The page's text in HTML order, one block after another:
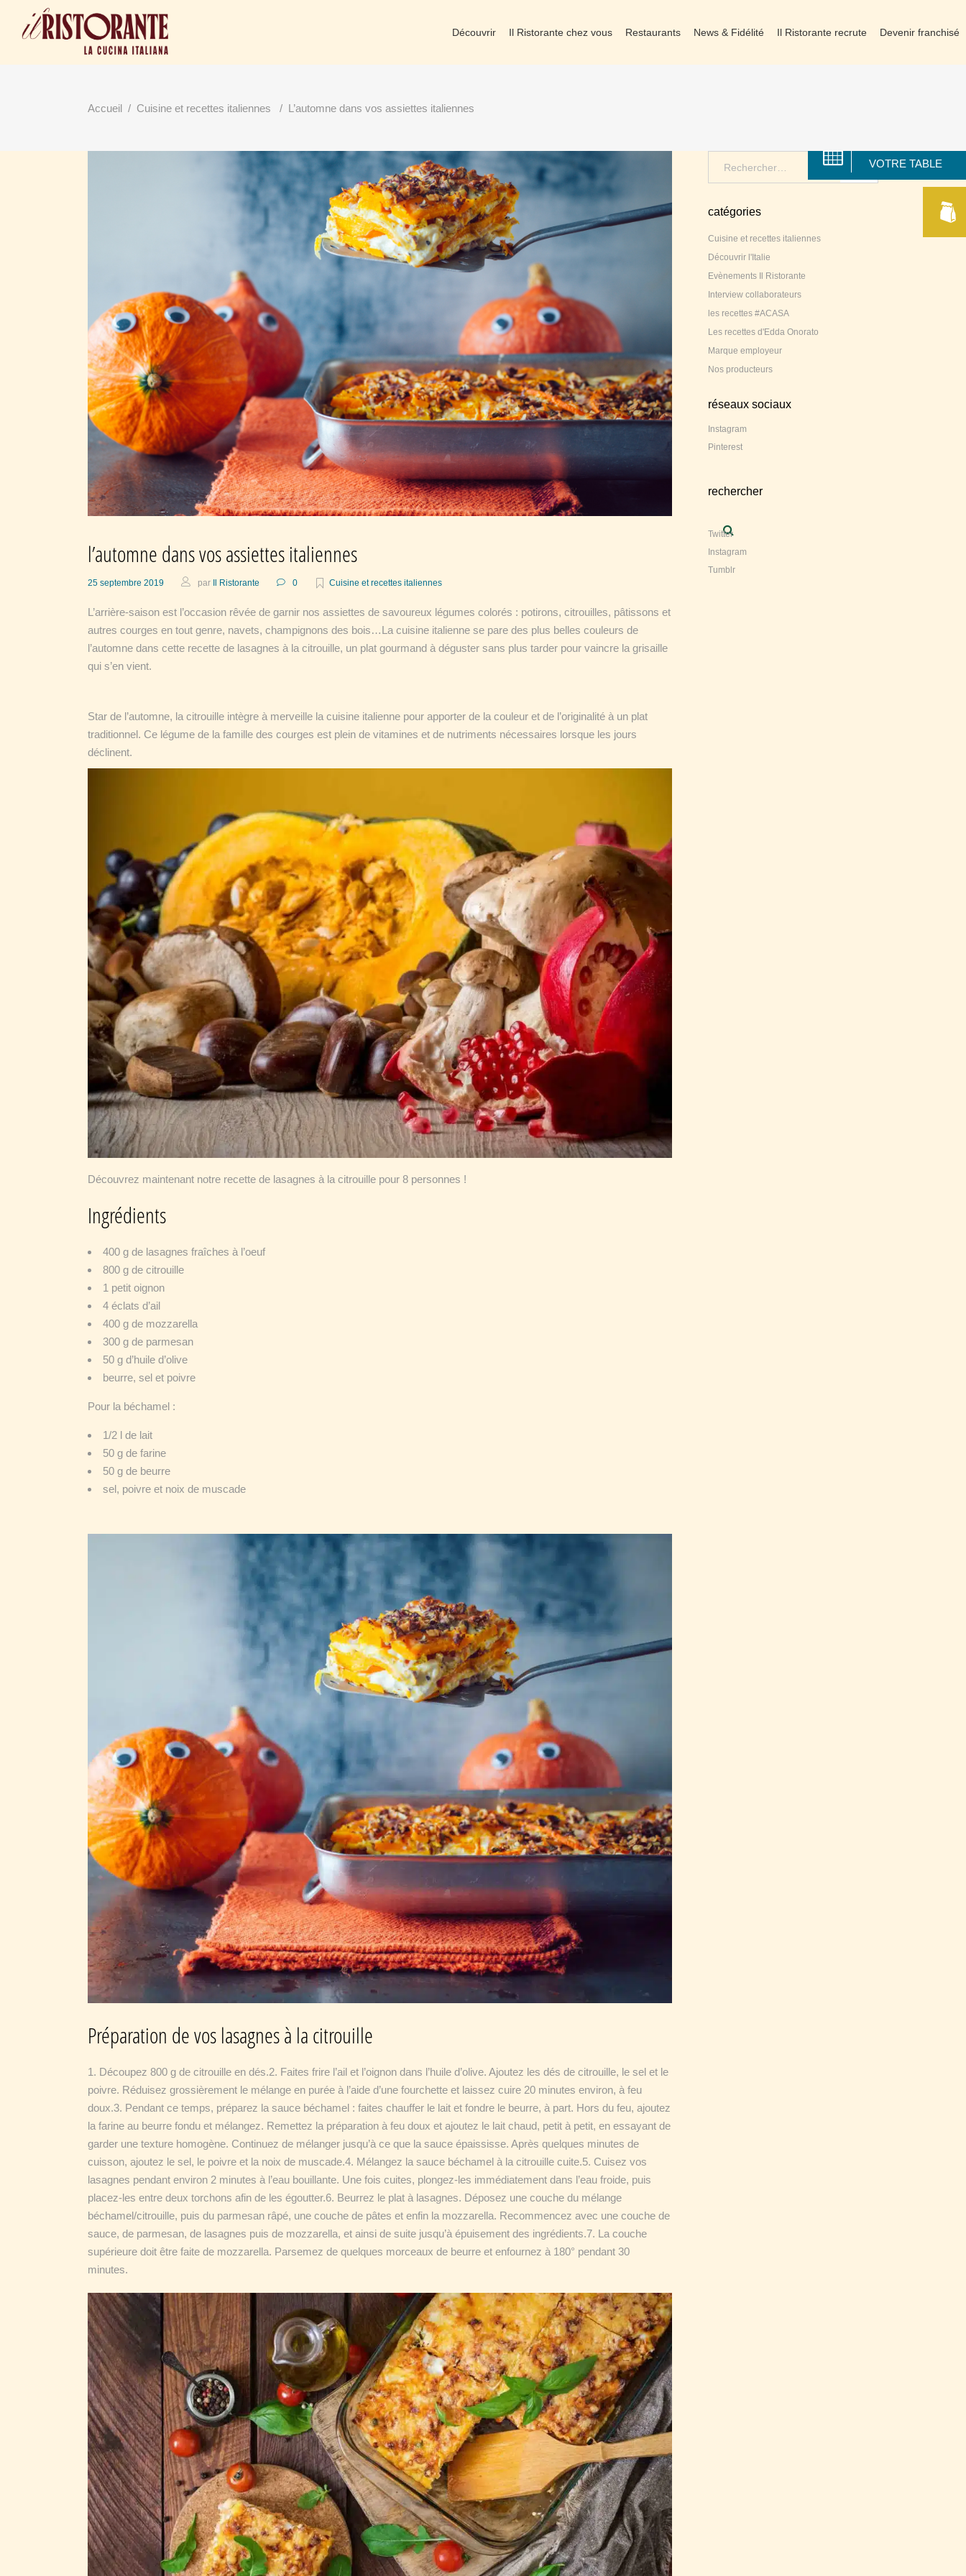
Découvrir Il Ristorante chez vous Restaurants News & Fidélité Il Ristorante recrute Devenir franchisé
Accueil / Cuisine et recettes italiennes / L’automne dans vos assiettes italiennes
l’automne dans vos assiettes italiennes
25 septembre 2019 par Il Ristorante 0 Cuisine et recettes italiennes
L’arrière-saison est l’occasion rêvée de garnir nos assiettes de savoureux légumes colorés : potirons, citrouilles, pâtissons et
autres courges en tout genre, navets, champignons des bois…La cuisine italienne se pare des plus belles couleurs de
l’automne dans cette recette de lasagnes à la citrouille, un plat gourmand à déguster sans plus tarder pour vaincre la grisaille
qui s’en vient.
Star de l’automne, la citrouille intègre à merveille la cuisine italienne pour apporter de la couleur et de l’originalité à un plat
traditionnel. Ce légume de la famille des courges est plein de vitamines et de nutriments nécessaires lorsque les jours
déclinent.
Découvrez maintenant notre recette de lasagnes à la citrouille pour 8 personnes !
Ingrédients
400 g de lasagnes fraîches à l’oeuf
800 g de citrouille
1 petit oignon
4 éclats d’ail
400 g de mozzarella
300 g de parmesan
50 g d’huile d’olive
beurre, sel et poivre
Pour la béchamel :
1/2 l de lait
50 g de farine
50 g de beurre
sel, poivre et noix de muscade
Préparation de vos lasagnes à la citrouille
Découpez 800 g de citrouille en dés.2. Faites frire l’ail et l’oignon dans l’huile d’olive. Ajoutez les dés de citrouille, le sel et le
poivre. Réduisez grossièrement le mélange en purée à l’aide d’une fourchette et laissez cuire 20 minutes environ, à feu
doux.3. Pendant ce temps, préparez la sauce béchamel : faites chauffer le lait et fondre le beurre, à part. Hors du feu, ajoutez
la farine au beurre fondu et mélangez. Remettez la préparation à feu doux et ajoutez le lait chaud, petit à petit, en essayant de
garder une texture homogène. Continuez de mélanger jusqu’à ce que la sauce épaississe. Après quelques minutes de
cuisson, ajoutez le sel, le poivre et la noix de muscade.4. Mélangez la sauce béchamel à la citrouille cuite.5. Cuisez vos
lasagnes pendant environ 2 minutes à l’eau bouillante. Une fois cuites, plongez-les immédiatement dans l’eau froide, puis
placez-les entre deux torchons afin de les égoutter.6. Beurrez le plat à lasagnes. Déposez une couche du mélange
béchamel/citrouille, puis du parmesan râpé, une couche de pâtes et enfin la mozzarella. Recommencez avec une couche de
sauce, de parmesan, de lasagnes puis de mozzarella, et ainsi de suite jusqu’à épuisement des ingrédients.7. La couche
supérieure doit être faite de mozzarella. Parsemez de quelques morceaux de beurre et enfournez à 180° pendant 30
minutes.
catégories
Cuisine et recettes italiennes
Découvrir l'Italie
Evènements Il Ristorante
Interview collaborateurs
les recettes #ACASA
Les recettes d'Edda Onorato
Marque employeur
Nos producteurs
réseaux sociaux
Instagram
Pinterest
rechercher
Twitter
Instagram
Tumblr
VOTRE TABLE